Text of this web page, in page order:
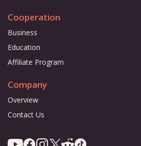
Cooperation
Business
Education
Affiliate Program
Company
Overview
Contact Us